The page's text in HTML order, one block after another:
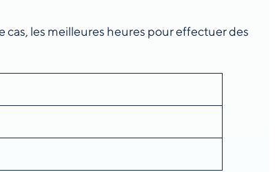
cas, les meilleures heures pour effectuer des